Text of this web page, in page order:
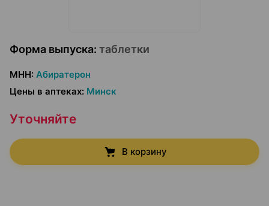
Форма выпуска: таблетки
МНН: Абиратерон
Цены в аптеках: Минск
Уточняйте
В корзину